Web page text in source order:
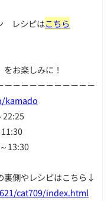
レシピはこちら
お楽しみに！
－－－－－－－－－－－
kamado
22:25
13:30
裏側やレシピはこちら↓
cat709/index.html